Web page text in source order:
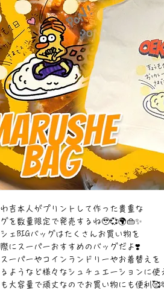
わ吉本人がプリントして作った貴重な
を数量限定で発売するね🥹💞🌍👜✨
ェBIGバッグはたくさんお買い物を
にスーパーおすすめのバッグだよ❣️
ーパーやコインランドリーやお着替えを
るようなど様々なシュチュエーションに使
大容量で頑丈なのでお買い物にも便利